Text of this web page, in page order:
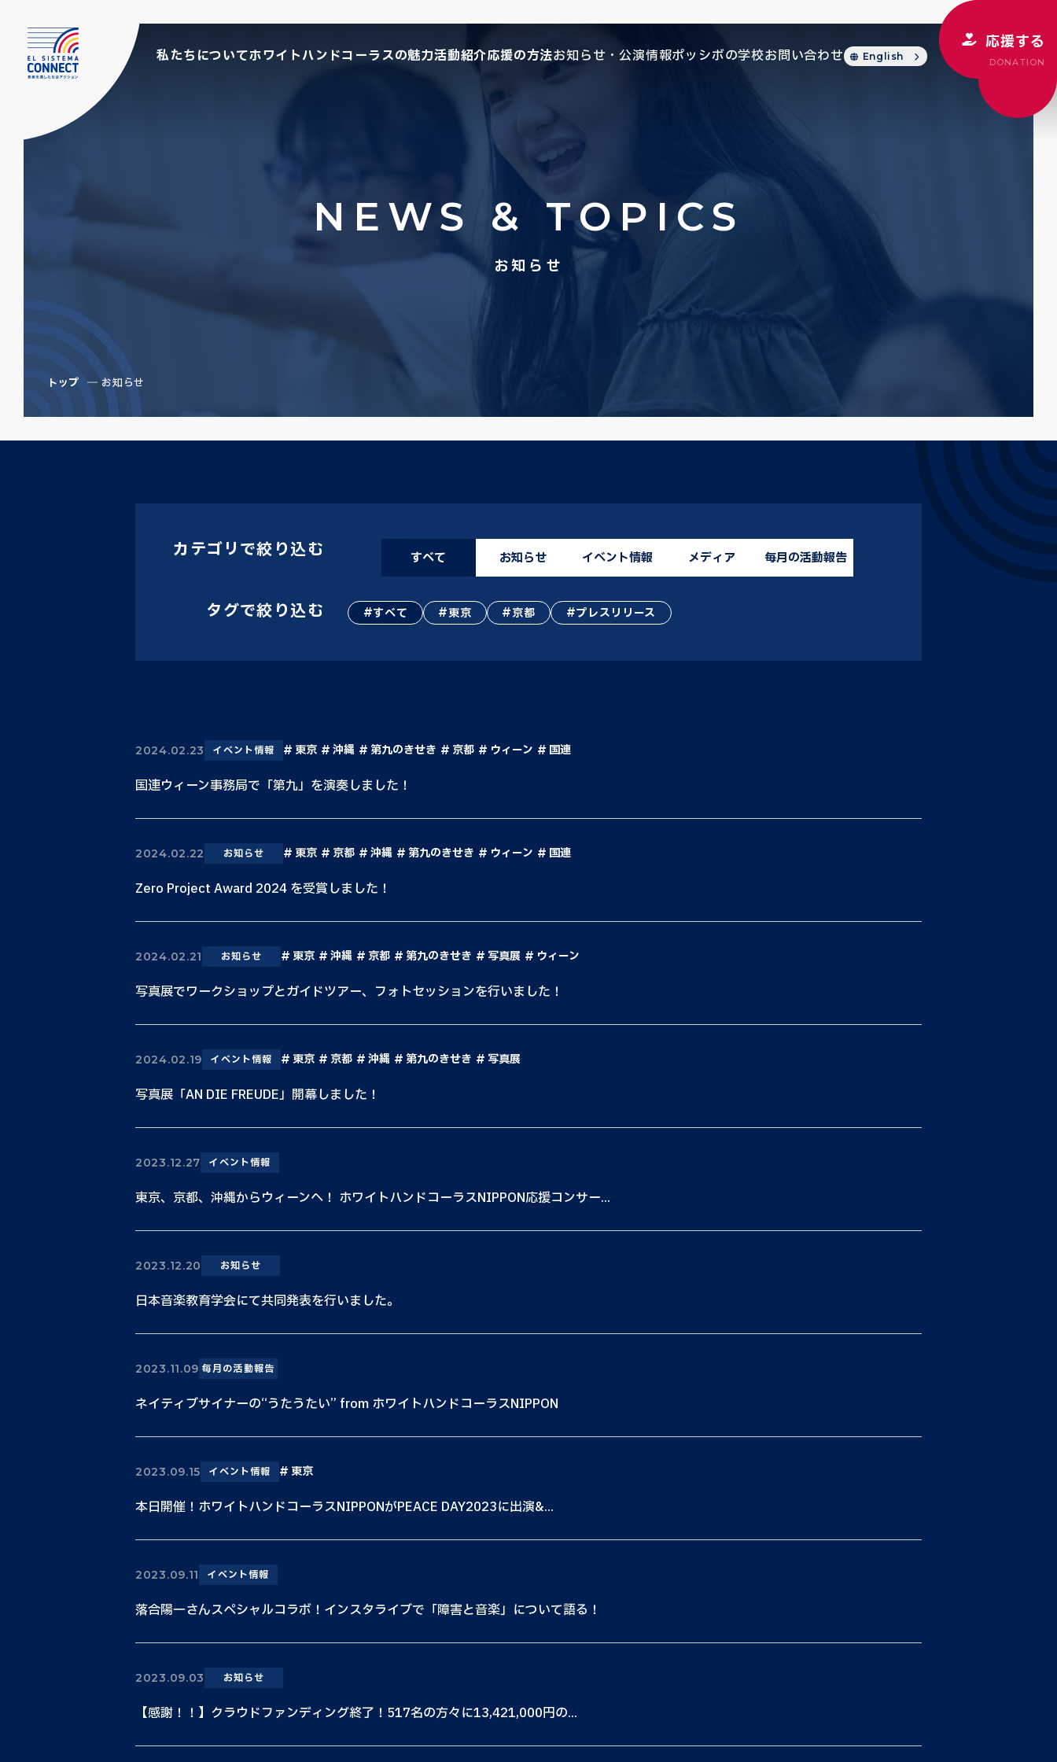
私たちについてホワイトハンドコーラスの魅力活動紹介応援の方法お知らせ・公演情報ポッシボの学校お問い合わせ English
応援する
DONATION
NEWS & TOPICS
お知らせ
トップ お知らせ
カテゴリで絞り込む すべて お知らせ イベント情報 メディア 毎月の活動報告
タグで絞り込む すべて 東京 京都 プレスリリース
2024.02.23 イベント情報 東京 沖縄 第九のきせき 京都 ウィーン 国連
国連ウィーン事務局で「第九」を演奏しました！
2024.02.22 お知らせ 東京 京都 沖縄 第九のきせき ウィーン 国連
Zero Project Award 2024 を受賞しました！
2024.02.21 お知らせ 東京 沖縄 京都 第九のきせき 写真展 ウィーン
写真展でワークショップとガイドツアー、フォトセッションを行いました！
2024.02.19 イベント情報 東京 京都 沖縄 第九のきせき 写真展
写真展「AN DIE FREUDE」開幕しました！
2023.12.27 イベント情報
東京、京都、沖縄からウィーンへ！ ホワイトハンドコーラスNIPPON応援コンサー...
2023.12.20 お知らせ
日本音楽教育学会にて共同発表を行いました。
2023.11.09 毎月の活動報告
ネイティブサイナーの“うたうたい” from ホワイトハンドコーラスNIPPON
2023.09.15 イベント情報 東京
本日開催！ホワイトハンドコーラスNIPPONがPEACE DAY2023に出演&...
2023.09.11 イベント情報
落合陽一さんスペシャルコラボ！インスタライブで「障害と音楽」について語る！
2023.09.03 お知らせ
【感謝！！】クラウドファンディング終了！517名の方々に13,421,000円の...